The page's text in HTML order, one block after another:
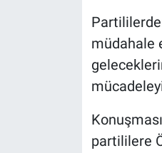
müdahale
partililere